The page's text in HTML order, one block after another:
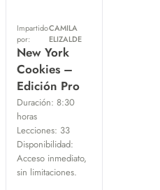
Impartido
por:
CAMILA
ELIZALDE
New York
Cookies –
Edición Pro
Duración: 8:30
horas
Lecciones: 33
Disponibilidad:
Acceso inmediato,
sin limitaciones.